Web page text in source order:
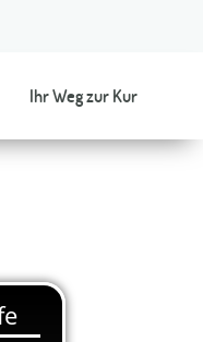
Ihr Weg zur Kur